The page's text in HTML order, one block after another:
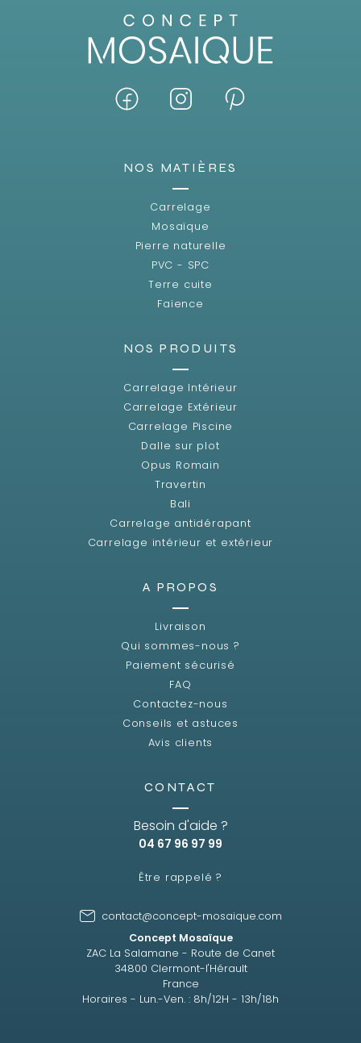
NOS MATIÈRES
Carrelage
Mosaïque
Pierre naturelle
PVC - SPC
Terre cuite
Faïence
NOS PRODUITS
Carrelage Intérieur
Carrelage Extérieur
Carrelage Piscine
Dalle sur plot
Opus Romain
Travertin
Bali
Carrelage antidérapant
Carrelage intérieur et extérieur
A PROPOS
Livraison
Qui sommes-nous ?
Paiement sécurisé
FAQ
Contactez-nous
Conseils et astuces
Avis clients
CONTACT
Besoin d'aide ?
04 67 96 97 99
Être rappelé ?
contact@concept-mosaique.com
Concept Mosaïque
ZAC La Salamane - Route de Canet
34800 Clermont-l'Hérault
France
Horaires - Lun.-Ven. : 8h/12H - 13h/18h